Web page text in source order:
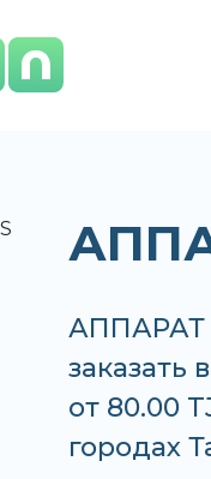
АППАРАТ
заказать
от 80.00
городах